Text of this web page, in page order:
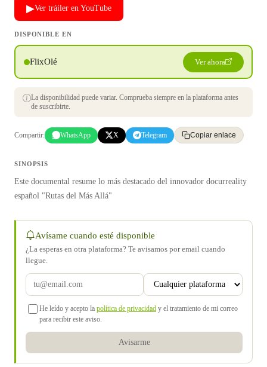
▶Ver tráiler en YouTube
DISPONIBLE EN
FlixOlé Ver ahora
La disponibilidad puede variar. Comprueba siempre en la plataforma antes
de suscribirte.
Compartir: WhatsApp X Telegram Copiar enlace
SINOPSIS
Este documental resume lo más destacado del innovador docurreality
español "Rutas del Más Allá"
Avísame cuando esté disponible
¿La esperas en otra plataforma? Te avisamos por email cuando
llegue.
He leído y acepto la política de privacidad y el tratamiento de mi correo
para recibir este aviso.
Avisarme